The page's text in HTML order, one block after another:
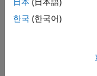
if
代码可能遇到空对
한국 (한국어)